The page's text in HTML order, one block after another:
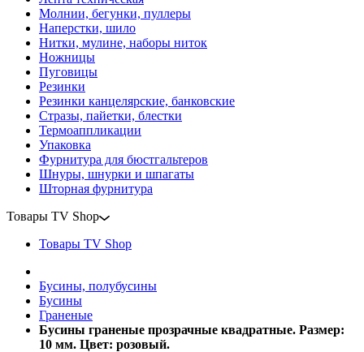
Молнии, бегунки, пуллеры
Наперстки, шило
Нитки, мулине, наборы ниток
Ножницы
Пуговицы
Резинки
Резинки канцелярские, банковские
Стразы, пайетки, блестки
Термоаппликации
Упаковка
Фурнитура для бюстгальтеров
Шнуры, шнурки и шпагаты
Шторная фурнитура
Товары TV Shop
Товары TV Shop
Бусины, полубусины
Бусины
Граненые
Бусины граненые прозрачные квадратные. Размер:
10 мм. Цвет: розовый.